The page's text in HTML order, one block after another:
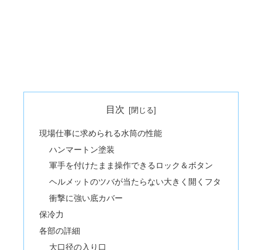
目次
現場仕事に求められる水筒の性能
ハンマートン塗装
軍手を付けたまま操作できるロック＆ボタン
ヘルメットのツバが当たらない大きく開くフタ
衝撃に強い底カバー
保冷力
各部の詳細
大口径の入り口